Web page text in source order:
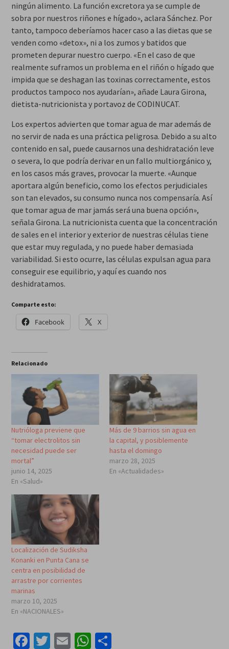
ningún alimento. La función excretora ya se cumple de
sobra por nuestros riñones e hígado», aclara Sánchez. Por
tanto, tampoco deberíamos hacer caso a las dietas que se
venden como «detox», ni a los zumos y batidos que
prometen depurar nuestro cuerpo. «En el caso de que
realmente suframos un problema en el riñón o hígado que
impida que se deshagan las toxinas correctamente, estos
productos tampoco nos ayudarían», añade Laura Girona,
dietista-nutricionista y portavoz de CODINUCAT.
Los expertos advierten que tomar agua de mar además de
no servir de nada es una práctica peligrosa. Debido a su alto
contenido en sal, puede causarnos una deshidratación leve
o severa, lo que podría derivar en un fallo multiorgánico y,
en los casos más graves, provocar la muerte. «Aunque
aportara algún beneficio, como los efectos perjudiciales
son tan elevados, su consumo nunca nos compensaría. Así
que tomar agua de mar jamás será una buena opción»,
señala Girona. La nutricionista cuenta que la concentración
de sales en el interior y exterior de nuestras células tiene
que estar muy regulada, y no puede haber demasiada
variabilidad. Si esto ocurre, las células expulsan agua para
conseguir ese equilibrio, y aquí es cuando nos
deshidratamos.
Comparte esto:
Facebook X
Relacionado
Nutrióloga previene que
“tomar electrolitos sin
necesidad puede ser
mortal”
junio 14, 2025
En «Salud»
Más de 9 barrios sin agua en
la capital, y posiblemente
hasta el domingo
marzo 28, 2025
En «Actualidades»
Localización de Sudiksha
Konanki en Punta Cana se
centra en posibilidad de
arrastre por corrientes
marinas
marzo 10, 2025
En «NACIONALES»
Facebook
Twitter
EmailWhatsApp
Compartir